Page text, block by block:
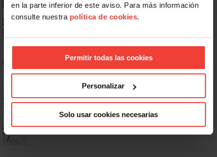
en la parte inferior de este aviso. Para más información
consulte nuestra política de cookies.
Permitir todas las cookies
Personalizar
Solo usar cookies necesarias
Ya os podéis descargar la app de USO
No: si un festivo cae en sábado, no tienen por qué darte un día
Dudas frecuentes sobre las vacaciones
Prepara gratis con USO las oposiciones a AGE, Seguridad Social y
Correos